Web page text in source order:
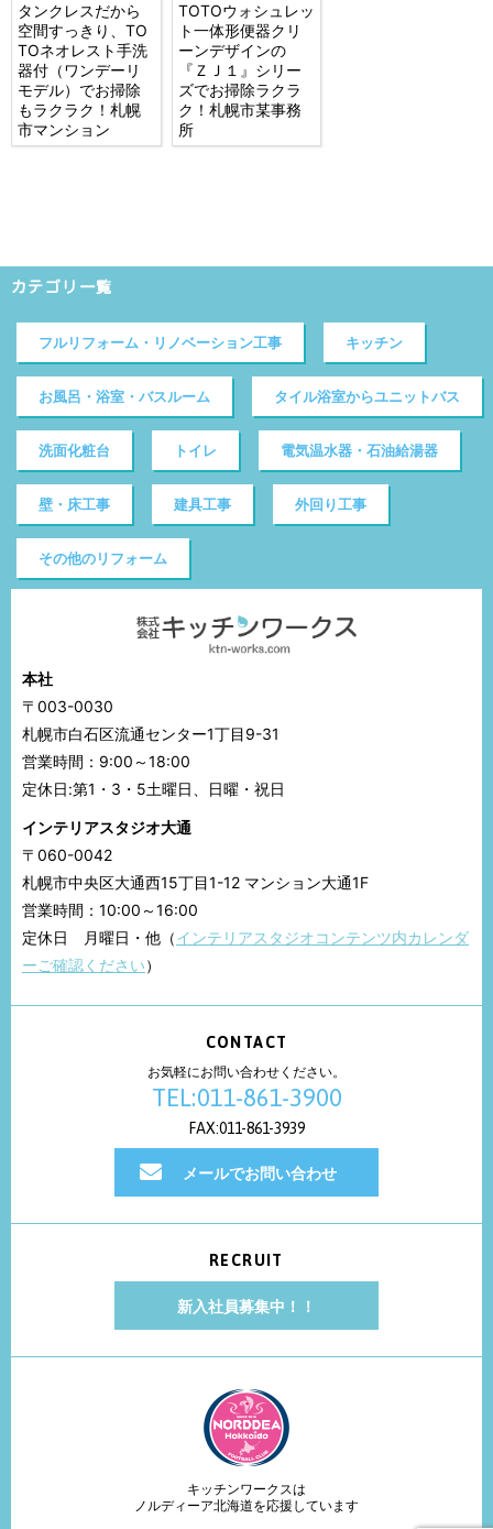
タンクレスだから
空間すっきり、TO
TOネオレスト手洗
器付（ワンデーリ
モデル）でお掃除
もラクラク！札幌
市マンション
TOTOウォシュレッ
ト一体形便器クリ
ーンデザインの
『ＺＪ１』シリー
ズでお掃除ラクラ
ク！札幌市某事務
所
カテゴリ一覧
フルリフォーム・リノベーション工事 キッチン
お風呂・浴室・バスルーム タイル浴室からユニットバス
洗面化粧台 トイレ 電気温水器・石油給湯器
壁・床工事 建具工事 外回り工事
その他のリフォーム
本社
〒003-0030
札幌市白石区流通センター1丁目9-31
営業時間：9:00～18:00
定休日:第1・3・5土曜日、日曜・祝日
インテリアスタジオ大通
〒060-0042
札幌市中央区大通西15丁目1-12 マンション大通1F
営業時間：10:00～16:00
定休日 月曜日・他（インテリアスタジオコンテンツ内カレンダ
ーご確認ください）
CONTACT
お気軽にお問い合わせください。
TEL:011-861-3900
FAX:011-861-3939
メールでお問い合わせ
RECRUIT
新入社員募集中！！
キッチンワークスは
ノルディーア北海道を応援しています